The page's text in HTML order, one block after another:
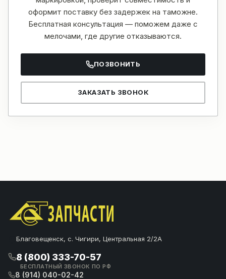
оформит поставку без задержек на таможне.
Бесплатная консультация — поможем даже с
мелочами, где другие отказываются.
ПОЗВОНИТЬ
ЗАКАЗАТЬ ЗВОНОК
Благовещенск, с. Чигири, Центральная 2/2А
8 (800) 333-70-57
БЕСПЛАТНЫЙ ЗВОНОК ПО РФ
8 (914) 040-02-42